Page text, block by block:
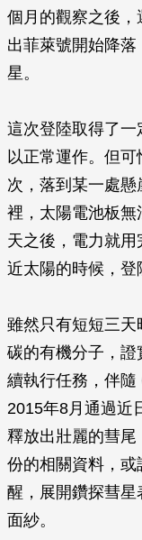
個月的觀察之後
出菲萊號開始降
星。
這次登陸取得了
以正常運作。但
次，落到某一處
裡，太陽電池板
天之後，電力就
近太陽的時候，登
雖然只有短短三
碳的有機分子，
續執行任務，伴
2015年8月通過近
釋放出壯麗的彗
份的相關資料，
醒，展開鑽探彗
面紗。